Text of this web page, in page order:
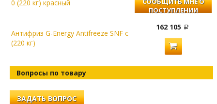
0 (220 кг) красный
ПОСТУПЛЕНИИ
Антифриз G-Energy Antifreeze SNF с
(220 кг)
162 105
Вопросы по товару
ЗАДАТЬ ВОПРОС